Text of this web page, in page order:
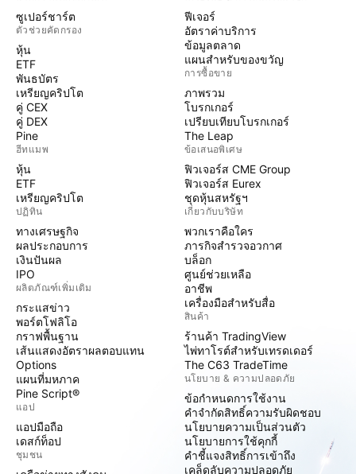
ซูเปอร์ชาร์ต
ตัวช่วยคัดกรอง
หุ้น
ETF
พันธบัตร
เหรียญคริปโต
คู่ CEX
คู่ DEX
Pine
ฮีทแมพ
หุ้น
ETF
เหรียญคริปโต
ปฏิทิน
ทางเศรษฐกิจ
ผลประกอบการ
เงินปันผล
IPO
ผลิตภัณฑ์เพิ่มเติม
กระแสข่าว
พอร์ตโฟลิโอ
กราฟพื้นฐาน
เส้นแสดงอัตราผลตอบแทน
Options
แผนที่มหภาค
Pine Script®
แอป
แอปมือถือ
เดสก์ท็อป
ชุมชน
ฟีเจอร์
อัตราค่าบริการ
ข้อมูลตลาด
แผนสำหรับของขวัญ
การซื้อขาย
ภาพรวม
โบรกเกอร์
เปรียบเทียบโบรกเกอร์
The Leap
ข้อเสนอพิเศษ
ฟิวเจอร์ส CME Group
ฟิวเจอร์ส Eurex
ชุดหุ้นสหรัฐฯ
เกี่ยวกับบริษัท
พวกเราคือใคร
ภารกิจสำรวจอวกาศ
บล็อก
ศูนย์ช่วยเหลือ
อาชีพ
เครื่องมือสำหรับสื่อ
สินค้า
ร้านค้า TradingView
ไพ่ทาโรต์สำหรับเทรดเดอร์
The C63 TradeTime
นโยบาย & ความปลอดภัย
ข้อกำหนดการใช้งาน
คำจำกัดสิทธิ์ความรับผิดชอบ
นโยบายความเป็นส่วนตัว
นโยบายการใช้คุกกี้
คำชี้แจงสิทธิ์การเข้าถึง
เคล็ดลับความปลอดภัย